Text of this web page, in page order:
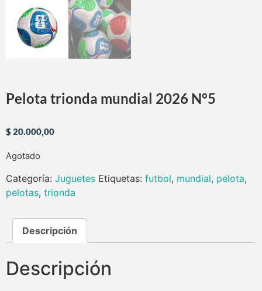
Pelota trionda mundial 2026 N°5
$20.000,00
Agotado
Categoría: Juguetes Etiquetas: futbol, mundial, pelota,
pelotas, trionda
Descripción
Descripción